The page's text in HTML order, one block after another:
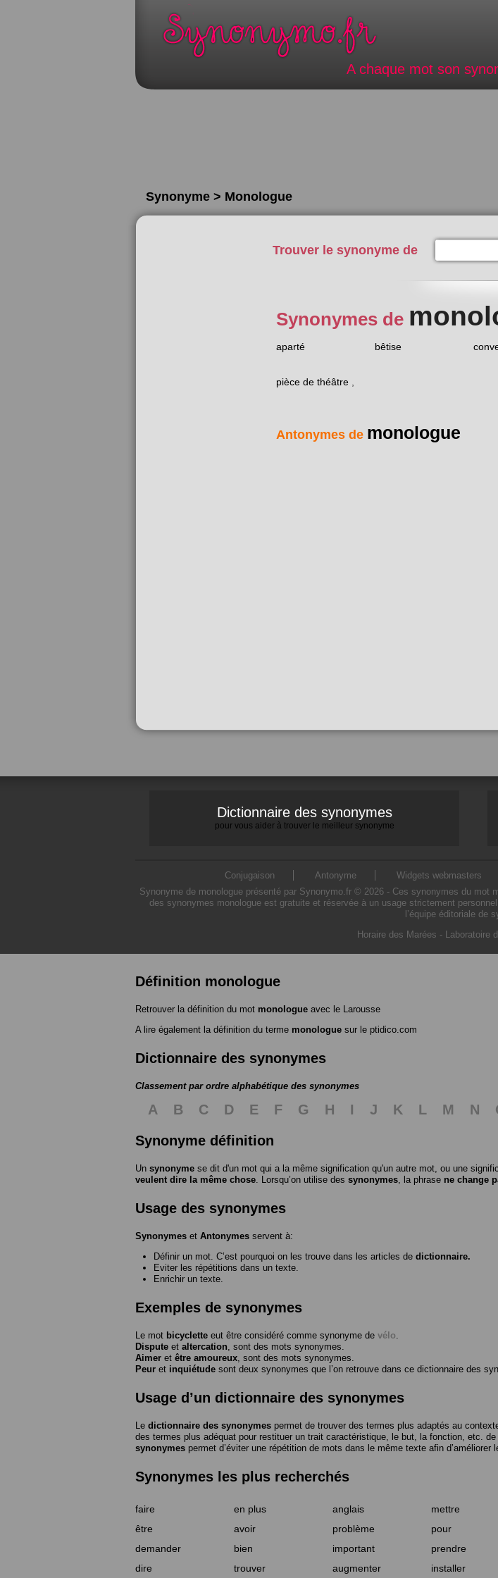
A chaque mot son
Synonyme > Monologue
Trouver le synonyme de
Synonymes de
aparté bêtise
pièce de théâtre
Antonymes de monologue
Dictionnaire des synonymes
pour vous aider à trouver le meilleur synonyme
Conjugaison Antonyme Widgets webmasters
Synonyme de monologue présenté par Synonymo.fr © 2026 - Ces synonymes du
des synonymes monologue est gratuite et réservée à un usage strictement
l’équipe éditoriale de
Horaire des Marées - Laboratoire
Définition monologue
Retrouver la définition du mot monologue avec le Larousse
A lire également la définition du terme monologue sur le ptidico.com
Dictionnaire des synonymes
Classement par ordre alphabétique des synonymes
A B C D E F G H I J K L M N
Synonyme définition
Un synonyme se dit d'un mot qui a la même signification qu'un autre mot, ou une
veulent dire la même chose . Lorsqu’on utilise des synonymes , la phrase ne change
Usage des synonymes
Synonymes et Antonymes servent à:
Définir un mot. C’est pourquoi on les trouve dans les articles de dictionnaire.
Eviter les répétitions dans un texte.
Enrichir un texte.
Exemples de synonymes
Le mot bicyclette eut être considéré comme synonyme de vélo
Dispute et altercation , sont des mots synonymes.
Aimer et être amoureux , sont des mots synonymes.
Peur et inquiétude sont deux synonymes que l’on retrouve dans ce dictionnaire des
Usage d’un dictionnaire des synonymes
Le dictionnaire des synonymes permet de trouver des termes plus adaptés au
des termes plus adéquat pour restituer un trait caractéristique, le but, la fonction, etc.
synonymes permet d’éviter une répétition de mots dans le même texte afin d’améliorer
Synonymes les plus recherchés
faire en plus anglais mettre
être
avoir problème pour
demander
bien important prendre
dire
trouver augmenter installer